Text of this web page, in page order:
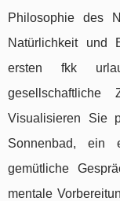
Philosophie des
Natürlichkeit und
ersten fkk
Visualisieren Sie
Sonnenbad, ein
gemütliche
mentale